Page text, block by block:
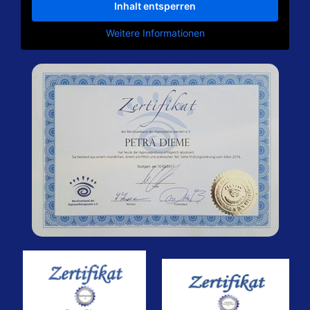
Inhalt entsperren
Weitere Informationen